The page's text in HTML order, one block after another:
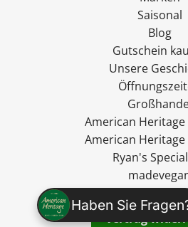
Haben Sie
Saisonal
Blog
Gutschein
Unsere
American Heritage
American Heritage
Ryan's
Kontakt
Vertrag